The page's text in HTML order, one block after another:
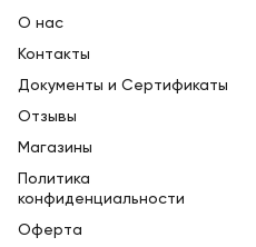
О нас
Контакты
Документы и Сертификаты
Отзывы
Магазины
Политика
конфиденциальности
Оферта